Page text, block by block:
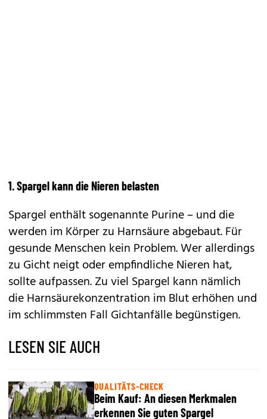
1. Spargel kann die Nieren belasten
Spargel enthält sogenannte Purine – und die
werden im Körper zu Harnsäure abgebaut. Für
gesunde Menschen kein Problem. Wer allerdings
zu Gicht neigt oder empfindliche Nieren hat,
sollte aufpassen. Zu viel Spargel kann nämlich
die Harnsäurekonzentration im Blut erhöhen und
im schlimmsten Fall Gichtanfälle begünstigen.
LESEN SIE AUCH
QUALITÄTS-CHECK
Beim Kauf: An diesen Merkmalen
erkennen Sie guten Spargel